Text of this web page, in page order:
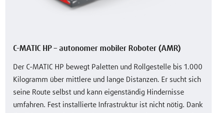
C-MATIC HP – autonomer mobiler Roboter (AMR)
Der C-MATIC HP bewegt Paletten und Rollgestelle bis 1.000
Kilogramm über mittlere und lange Distanzen. Er sucht sich
seine Route selbst und kann eigenständig Hindernisse
umfahren. Fest installierte Infrastruktur ist nicht nötig. Dank